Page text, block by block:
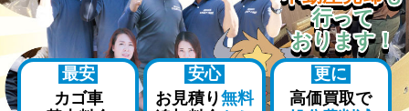
行って
おります！
最安
カゴ車
安心
お見積り無料
更に
高価買取で